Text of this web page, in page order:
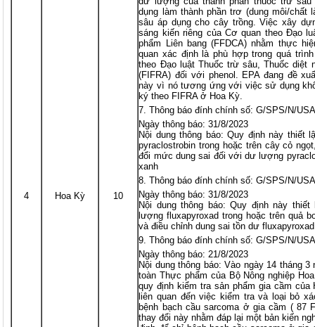
4 Hoa Kỳ 10
dụng làm thành phần trơ (dung môi/
sâu áp dụng cho cây trồng. Việc xây
sáng kiến riêng của Cơ quan theo Đạo
phẩm Liên bang (FFDCA) nhằm thực
quan xác định là phù hợp trong quá
theo Đạo luật Thuốc trừ sâu, Thuốc diệt
(FIFRA) đối với phenol. EPA đang đề
này vì nó tương ứng với việc sử dụng
ký theo FIFRA ở Hoa Kỳ.
Thông báo đính chính số: G/SPS/N/
Ngày thông báo: 31/8/2023
Nội dung thông báo: Quy định này
pyraclostrobin trong hoặc trên cây cỏ
đổi mức dung sai đối với dư lượng
xanh
Thông báo đính chính số: G/SPS/N/
Ngày thông báo: 31/8/2023
Nội dung thông báo: Quy định này
lượng fluxapyroxad trong hoặc trên quả
và điều chỉnh dung sai tồn dư
Thông báo đính chính số: G/SPS/N/
Ngày thông báo: 21/8/2023
Nội dung thông báo: Vào ngày 14 tháng
toàn Thực phẩm của Bộ Nông nghiệp
quy định kiểm tra sản phẩm gia cầm
liên quan đến việc kiểm tra và loại bỏ
bệnh bạch cầu sarcoma ở gia cầm ( 87
thay đổi này nhằm đáp lại một bản kiến